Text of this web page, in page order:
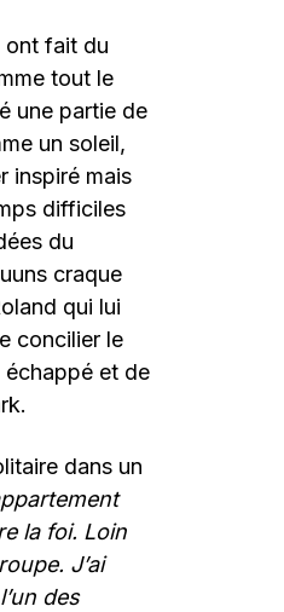
ont fait du
tout le
une partie de
un soleil,
inspiré mais
difficiles
du
craque
qui lui
concilier le
échappé et de
dans un
la foi. Loin
J’ai
des